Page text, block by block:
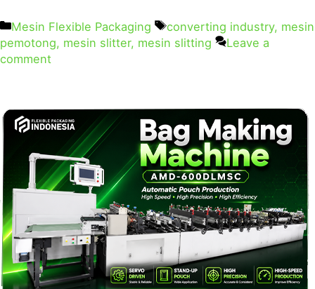
Mesin Flexible Packaging converting industry, mesin
pemotong, mesin slitter, mesin slitting
Leave a
comment